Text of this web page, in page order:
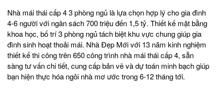
Nhà mái thái cấp 4 3 phòng ngủ là lựa chọn hợp lý cho gia đình
4-6 người với ngân sách 700 triệu đến 1,5 tỷ. Thiết kế mặt bằng
khoa học, bố trí 3 phòng ngủ tách biệt khu vực chung giúp gia
đình sinh hoạt thoải mái. Nhà Đẹp Mới với 13 năm kinh nghiệm
thiết kế thi công trên 650 công trình nhà mái thái cấp 4, sẵn
sàng tư vấn chi tiết, cung cấp bản vẽ và dự toán minh bạch giúp
bạn hiện thực hóa ngôi nhà mơ ước trong 6-12 tháng tới.